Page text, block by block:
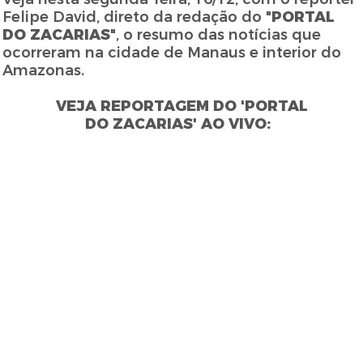
Felipe David, direto da redação do "PORTAL
DO ZACARIAS", o resumo das notícias que
ocorreram na cidade de Manaus e interior do
Amazonas.
VEJA REPORTAGEM DO 'PORTAL
DO ZACARIAS' AO VIVO: